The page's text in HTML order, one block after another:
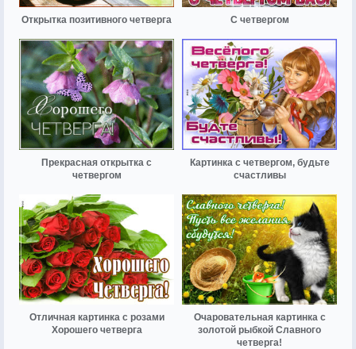
Открытка позитивного четверга С четвергом
Прекрасная открытка с
четвергом
Картинка с четвергом, будьте
счастливы
Отличная картинка с розами
Хорошего четверга
Очаровательная картинка с
золотой рыбкой Славного
четверга!